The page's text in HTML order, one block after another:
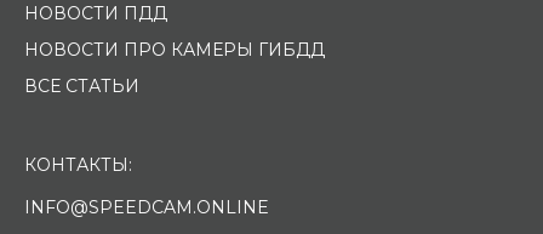
НОВОСТИ ПДД
НОВОСТИ ПРО КАМЕРЫ ГИБДД
ВСЕ СТАТЬИ
КОНТАКТЫ:
INFO@SPEEDCAM.ONLINE